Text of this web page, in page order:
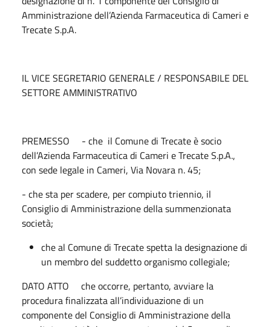
Amministrazione dell’Azienda Farmaceutica di Cameri e
Trecate S.p.A.
IL VICE SEGRETARIO GENERALE / RESPONSABILE DEL
SETTORE AMMINISTRATIVO
PREMESSO - che il Comune di Trecate è socio
dell’Azienda Farmaceutica di Cameri e Trecate S.p.A.,
con sede legale in Cameri, Via Novara n. 45;
- che sta per scadere, per compiuto triennio, il
Consiglio di Amministrazione della summenzionata
società;
che al Comune di Trecate spetta la designazione di
un membro del suddetto organismo collegiale;
DATO ATTO che occorre, pertanto, avviare la
procedura finalizzata all’individuazione di un
componente del Consiglio di Amministrazione della